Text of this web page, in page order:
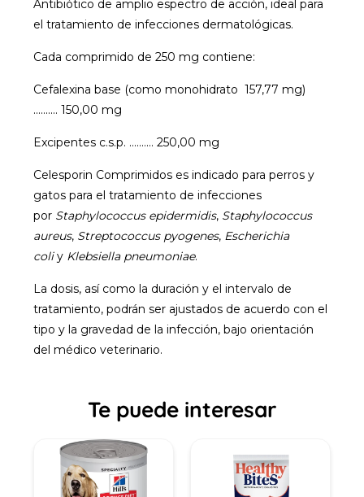
Antibiótico de amplio espectro de acción, ideal para
el tratamiento de infecciones dermatológicas.
Cada comprimido de 250 mg contiene:
Cefalexina base (como monohidrato 157,77 mg)
.......... 150,00 mg
Excipentes c.s.p. .......... 250,00 mg
Celesporin Comprimidos es indicado para perros y
gatos para el tratamiento de infecciones
por Staphylococcus epidermidis, Staphylococcus
aureus, Streptococcus pyogenes, Escherichia
coliy Klebsiella pneumoniae.
La dosis, así como la duración y el intervalo de
tratamiento, podrán ser ajustados de acuerdo con el
tipo y la gravedad de la infección, bajo orientación
del médico veterinario.
Te puede interesar